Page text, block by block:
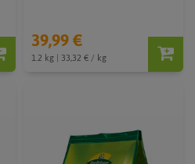
39,99 €
1.2 kg | 33,32 € / kg